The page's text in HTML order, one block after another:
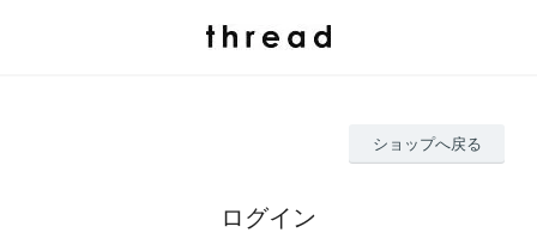
ショップへ戻る
ログイン